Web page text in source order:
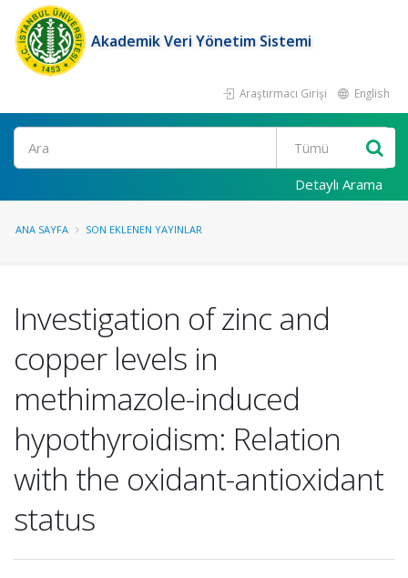
Akademik Veri Yönetim Sistemi
Araştırmacı Girişi English
Ara
Detaylı Arama
ANA SAYFA SON EKLENEN YAYINLAR
Investigation of zinc and
copper levels in
methimazole-induced
hypothyroidism: Relation
with the oxidant-antioxidant
status